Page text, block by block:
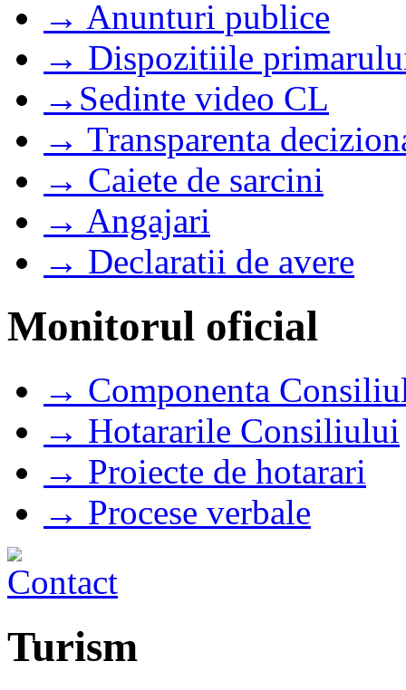
→ Anunturi publice
→ Dispozitiile
→Sedinte video CL
→ Transparenta
→ Caiete de sarcini
→ Angajari
→ Declaratii de avere
Monitorul oficial
→ Componenta
→ Hotararile Consiliului
→ Proiecte de hotarari
→ Procese verbale
Turism